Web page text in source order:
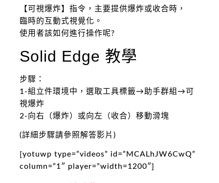
【可視爆炸】指令，主要提供爆炸或收合時，
臨時的互動式視覺化。
使用者該如何進行操作呢?
Solid Edge 教學
步驟：
1-組立件環境中，選取工具標籤→助手群組→可
視爆炸
2-向右（爆炸）或向左（收合）移動滑塊
(詳細步驟請參照解答影片)
[yotuwp type=”videos” id=”MCALhJW6CwQ”
column=”1″ player=”width=1200″]